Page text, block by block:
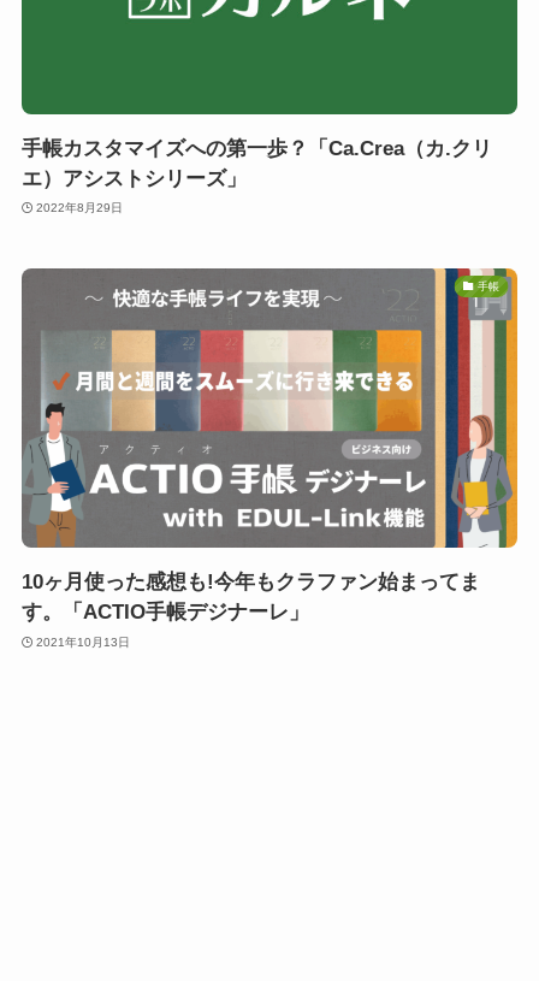
手帳カスタマイズへの第一歩？「Ca.Crea（カ.クリ
エ）アシストシリーズ」
2022年8月29日
手帳
10ヶ月使った感想も!今年もクラファン始まってま
す。「ACTIO手帳デジナーレ」
2021年10月13日